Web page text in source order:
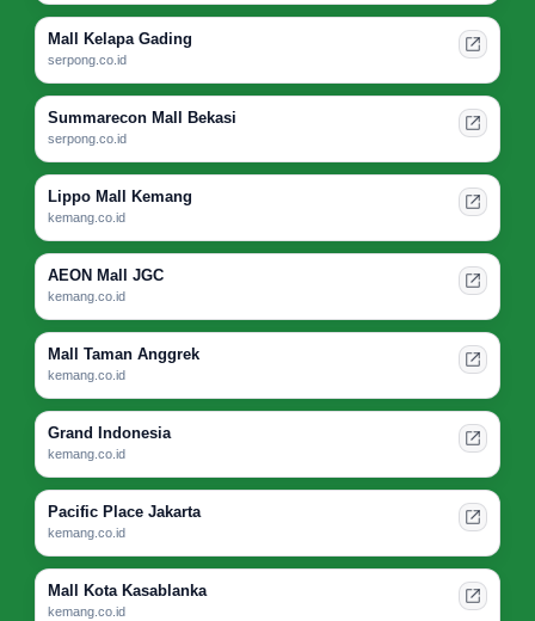
Mall Kelapa Gading
serpong.co.id
Summarecon Mall Bekasi
serpong.co.id
Lippo Mall Kemang
kemang.co.id
AEON Mall JGC
kemang.co.id
Mall Taman Anggrek
kemang.co.id
Grand Indonesia
kemang.co.id
Pacific Place Jakarta
kemang.co.id
Mall Kota Kasablanka
kemang.co.id